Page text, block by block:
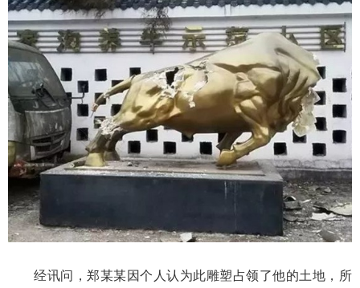
经讯问，郑某某因个人认为此雕塑占领了他的土地，所